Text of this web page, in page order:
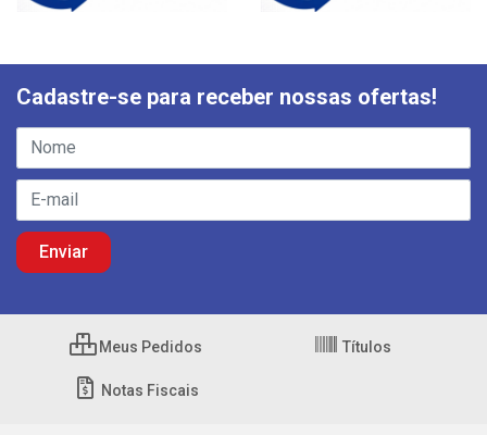
Cadastre-se para receber nossas ofertas!
Meus Pedidos Títulos
Notas Fiscais